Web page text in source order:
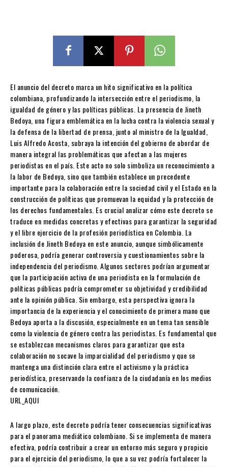
El anuncio del decreto marca un hito significativo en la política
colombiana, profundizando la intersección entre el periodismo, la
igualdad de género y las políticas públicas. La presencia de Jineth
Bedoya, una figura emblemática en la lucha contra la violencia sexual y
la defensa de la libertad de prensa, junto al ministro de la Igualdad,
Luis Alfredo Acosta, subraya la intención del gobierno de abordar de
manera integral las problemáticas que afectan a las mujeres
periodistas en el país. Este acto no solo simboliza un reconocimiento a
la labor de Bedoya, sino que también establece un precedente
importante para la colaboración entre la sociedad civil y el Estado en la
construcción de políticas que promuevan la equidad y la protección de
los derechos fundamentales. Es crucial analizar cómo este decreto se
traduce en medidas concretas y efectivas para garantizar la seguridad
y el libre ejercicio de la profesión periodística en Colombia. La
inclusión de Jineth Bedoya en este anuncio, aunque simbólicamente
poderosa, podría generar controversia y cuestionamientos sobre la
independencia del periodismo. Algunos sectores podrían argumentar
que la participación activa de una periodista en la formulación de
políticas públicas podría comprometer su objetividad y credibilidad
ante la opinión pública. Sin embargo, esta perspectiva ignora la
importancia de la experiencia y el conocimiento de primera mano que
Bedoya aporta a la discusión, especialmente en un tema tan sensible
como la violencia de género contra las periodistas. Es fundamental que
se establezcan mecanismos claros para garantizar que esta
colaboración no socave la imparcialidad del periodismo y que se
mantenga una distinción clara entre el activismo y la práctica
periodística, preservando la confianza de la ciudadanía en los medios
de comunicación.
URL_AQUI
A largo plazo, este decreto podría tener consecuencias significativas
para el panorama mediático colombiano. Si se implementa de manera
efectiva, podría contribuir a crear un entorno más seguro y propicio
para el ejercicio del periodismo, lo que a su vez podría fortalecer la